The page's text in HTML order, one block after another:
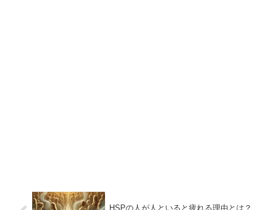
HSPの人が人といると疲れる理由とは？